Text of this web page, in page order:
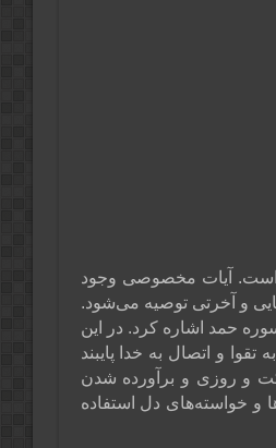
است. آیات مخصوصی وجود
و آخرتی توصیه می‌شود.
حمد اشاره کرد. در این
و اتصال به خدا پایبند
و روزی و برآورده شدن
و خواسته‌های دل استفاده